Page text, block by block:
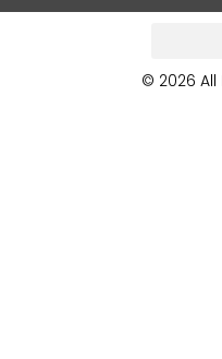
© 2026 All